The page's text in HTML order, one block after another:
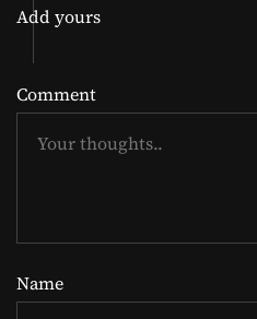
Add yours
Comment
Name